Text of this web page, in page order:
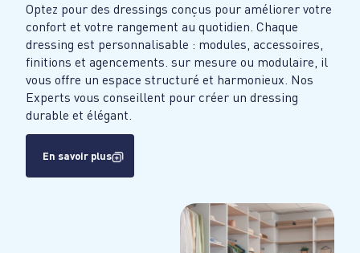
Optez pour des dressings conçus pour améliorer votre
confort et votre rangement au quotidien. Chaque
dressing est personnalisable : modules, accessoires,
finitions et agencements. sur mesure ou modulaire, il
vous offre un espace structuré et harmonieux. Nos
Experts vous conseillent pour créer un dressing
durable et élégant.
En savoir plus